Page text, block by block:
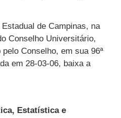
de Campinas, na
Conselho Universitário,
Conselho, em sua 96ª
em 28-03-06, baixa a
Estatística e